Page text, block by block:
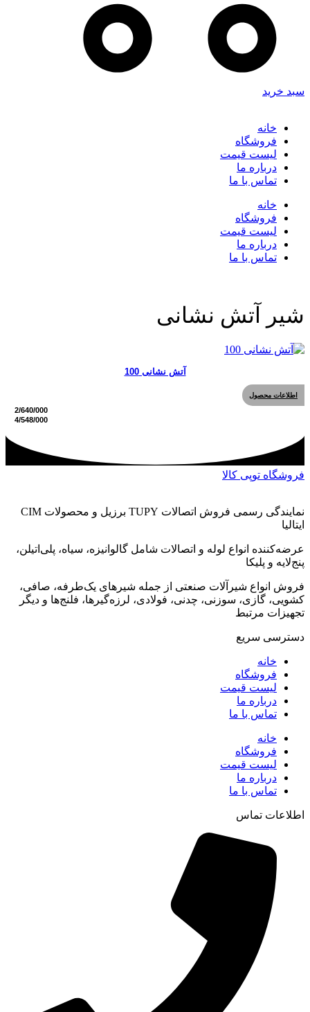
سبد خرید
خانه
فروشگاه
لیست قیمت
درباره ما
تماس با ما
خانه
فروشگاه
لیست قیمت
درباره ما
تماس با ما
شیر آتش نشانی
آتش نشانی 100
اطلاعات محصول
فروشگاه توپی کالا
نمایندگی رسمی فروش اتصالات TUPY برزیل و محصولات CIM
ایتالیا
عرضه‌کننده انواع لوله و اتصالات شامل گالوانیزه، سیاه، پلی‌اتیلن،
پنج‌لایه و پلیکا
فروش انواع شیرآلات صنعتی از جمله شیرهای یک‌طرفه، صافی،
کشویی، گازی، سوزنی، چدنی، فولادی، لرزه‌گیرها، فلنج‌ها و دیگر
تجهیزات مرتبط
دسترسی سریع
خانه
فروشگاه
لیست قیمت
درباره ما
تماس با ما
خانه
فروشگاه
لیست قیمت
درباره ما
تماس با ما
اطلاعات تماس